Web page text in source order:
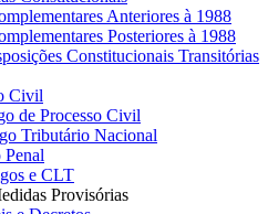
Anteriores à 1988
Posteriores à 1988
Constitucionais Transitórias
Civil
de Processo Civil
Tributário Nacional
e CLT
Provisórias